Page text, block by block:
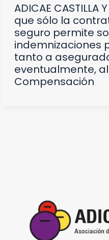
ADICAE CASTILLA
que sólo la
seguro permite
indemnizaciones
tanto a
eventualmente,
Compensación